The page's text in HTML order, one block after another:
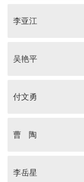
李亚江
吴艳平
付文勇
曹 陶
李岳星